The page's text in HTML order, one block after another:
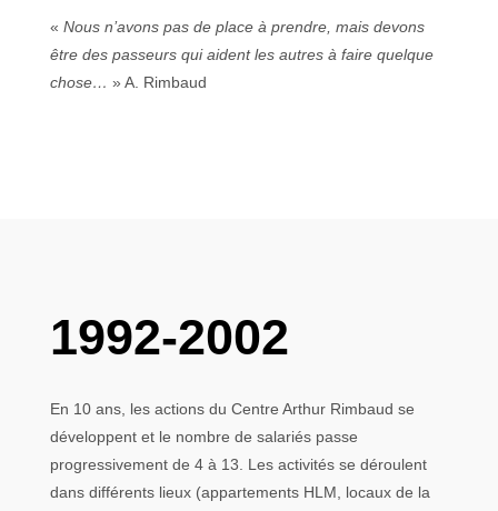
« Nous n’avons pas de place à prendre, mais devons
être des passeurs qui aident les autres à faire quelque
chose… » A. Rimbaud
1992-2002
En 10 ans, les actions du Centre Arthur Rimbaud se
développent et le nombre de salariés passe
progressivement de 4 à 13. Les activités se déroulent
dans différents lieux (appartements HLM, locaux de la